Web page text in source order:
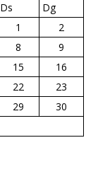
Ds
Dg
1
2
8
9
15
16
22
23
29
30